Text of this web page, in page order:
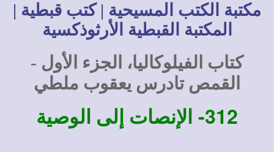
مكتبة الكتب المسيحية | كتب قبطية |
المكتبة القبطية الأرثوذكسية
كتاب الفيلوكاليا، الجزء الأول -
القمص تادرس يعقوب ملطي
312- الإنصات إلى الوصية